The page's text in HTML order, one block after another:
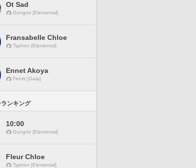
Ot Sad
Gungnir [Elemental]
Fransabelle Chloe
Typhon [Elemental]
Ennet Akoya
Fenrir [Gaia]
ンキング
10:00
Gungnir [Elemental]
Fleur Chloe
Typhon [Elemental]